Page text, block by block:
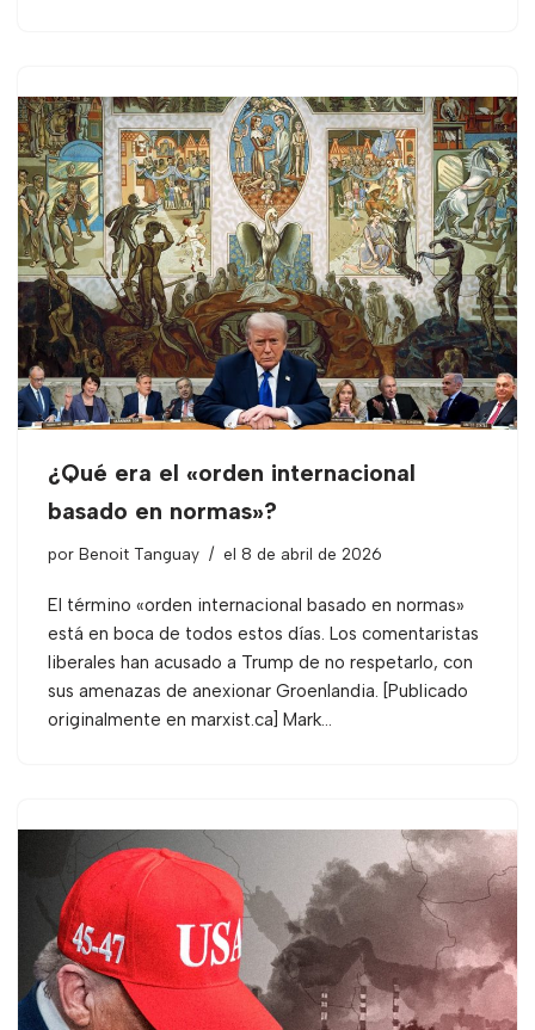
¿Qué era el «orden internacional
basado en normas»?
por Benoit Tanguay el 8 de abril de 2026
El término «orden internacional basado en normas»
está en boca de todos estos días. Los comentaristas
liberales han acusado a Trump de no respetarlo, con
sus amenazas de anexionar Groenlandia. [Publicado
originalmente en marxist.ca] Mark…